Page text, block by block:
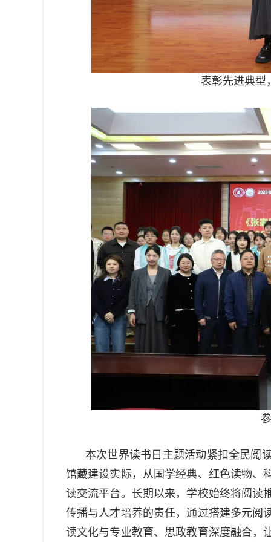
表彰先进典型
本次世界读书日主题活动紧扣全民阅
馆藏建设实际，从国学经典、红色读物、
读交流平台。长期以来，学校始终将阅读
传播与人才培养的责任，通过搭建多元阅
读文化与专业教育、思政教育深度融合，